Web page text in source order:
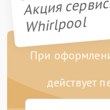
Whirlpool
При
действует